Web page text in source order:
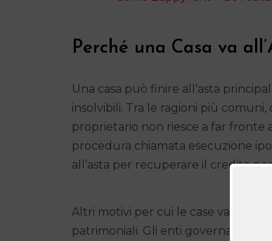
Perché una Casa va
Una casa può finire all’asta
insolvibili. Tra le ragioni più
proprietario non riesce a far fronte
procedura chiamata esecuzione
all’asta per recuperare il credito
Altri motivi per cui le case vanno
patrimoniali. Gli enti governativi